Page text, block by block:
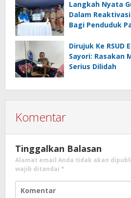
Langkah Nyata
Dalam
Bagi Penduduk
Dirujuk Ke RSUD
Sayori: Rasakan
Serius Dilidah
Komentar
Tinggalkan Balasan
Alamat email Anda tidak akan
wajib ditandai *